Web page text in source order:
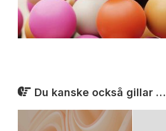
Du kanske också gillar …